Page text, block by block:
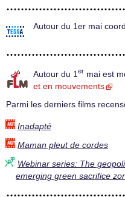
Autour du 1er mai
Autour du 1 er mai est
et en mouvements
Parmi les derniers films
Inadapté
Maman pleut de cordes
Webinar series: The
emerging green sacrifice